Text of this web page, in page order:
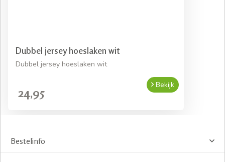
Dubbel jersey hoeslaken wit
Dubbel jersey hoeslaken wit
24,95
Bekijk
Bestelinfo